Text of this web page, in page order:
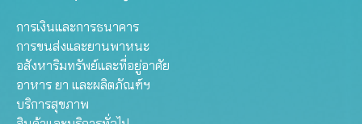
การเงินและการธนาคาร
การขนส่งและยานพาหนะ
อสังหาริมทรัพย์และที่อยู่อาศัย
อาหาร ยา และผลิตภัณฑ์ฯ
บริการสุขภาพ